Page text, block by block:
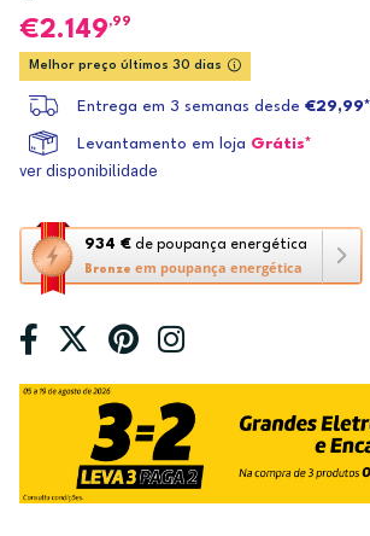
2.149,99
Melhor preço últimos 30 dias
Entrega em 3 semanas desde €29,99*
Levantamento em loja Grátis*
ver disponibilidade
934 € de poupança energética
Bronze em poupança energética
Esta
ação
abre
a
ferramenta
de
poupança
energética
Youreko.